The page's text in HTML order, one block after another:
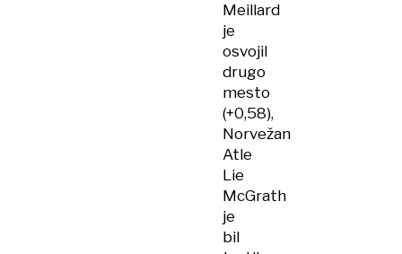
Meillard
je
osvojil
drugo
mesto
(+0,58),
Norvežan
Atle
Lie
McGrath
je
bil